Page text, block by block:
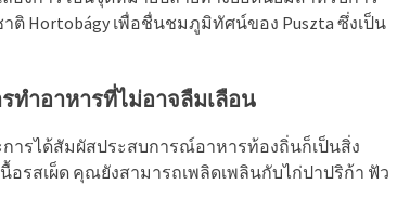
Hortobágy เพื่อชื่นชมภูมิทัศน์ของ Puszta ซึ่งเป็น
ทำอาหารที่ไม่อาจลืมเลือน
ารได้สัมผัสประสบการณ์อาหารท้องถิ่นก็เป็นสิ่ง
อรสเผ็ด คุณยังสามารถเพลิดเพลินกับไก่ปาปริก้า ฟัว